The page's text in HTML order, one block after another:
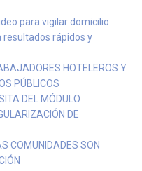
para vigilar domicilio
resultados rápidos y
HOTELEROS Y
PÚBLICOS
DEL MÓDULO
DE
COMUNIDADES SON